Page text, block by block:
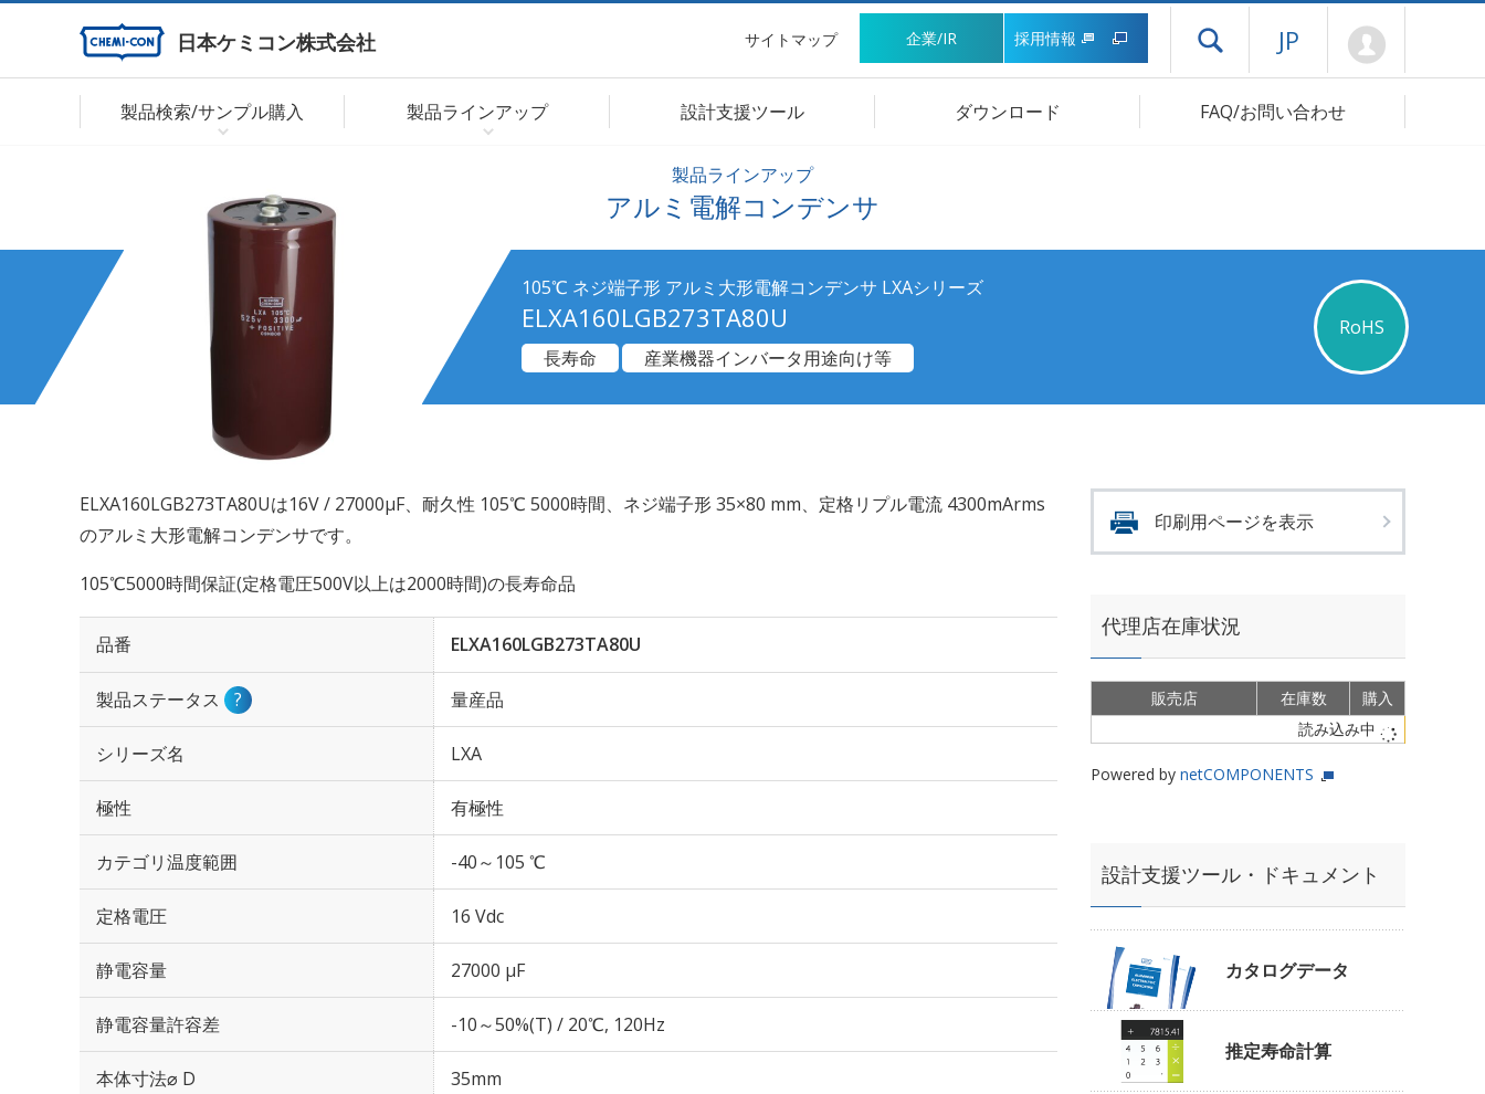
日本ケミコン株式会社 サイトマップ 企業/IR 採用情報 ドロワーメニューを開く
JP
製品検索/サンプル購入 製品ラインアップ 設計支援ツール ダウンロード FAQ/お問い合わせ
製品ラインアップ
アルミ電解コンデンサ
105℃ ネジ端子形 アルミ大形電解コンデンサ LXAシリーズ
ELXA160LGB273TA80U
RoHS
長寿命
産業機器インバータ用途向け等
ELXA160LGB273TA80Uは16V / 27000µF、耐久性 105℃ 5000時間、ネジ端子形 35×80 mm、定格リプル電流 4300mArms
のアルミ大形電解コンデンサです。
105℃5000時間保証(定格電圧500V以上は2000時間)の長寿命品
品番 ELXA160LGB273TA80U
製品ステータス ? 量産品
シリーズ名 LXA
極性 有極性
カテゴリ温度範囲 -40～105 ℃
定格電圧 16 Vdc
静電容量 27000 µF
静電容量許容差 -10～50%(T) / 20℃, 120Hz
本体寸法⌀ D 35mm
印刷用ページを表示
代理店在庫状況
販売店 在庫数
購入
読み込み中
Powered by netCOMPONENTS
設計支援ツール・ドキュメント
カタログデータ
推定寿命計算